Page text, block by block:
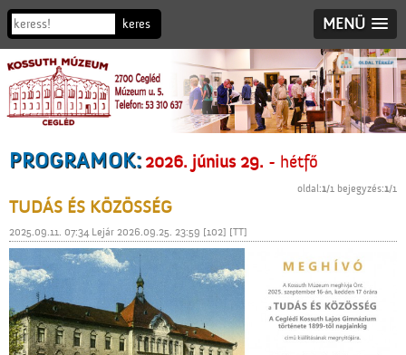
MENÜ
PROGRAMOK:2026. június 29. - hétfő
oldal:1/1 bejegyzés:1/1
TUDÁS ÉS KÖZÖSSÉG
2025.09.11. 07:34 Lejár 2026.09.25. 23:59 [102] [TT]